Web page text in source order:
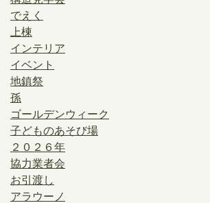
でえく
上棟
インテリア
イベント
地鎮祭
孫
ゴールデンウィーク
子どものあそび場
２０２６年
協力業者会
お引渡し
アラウーノ